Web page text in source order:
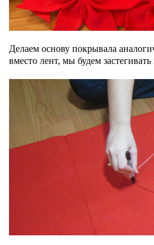
Делаем основу покрывала
вместо лент, мы будем